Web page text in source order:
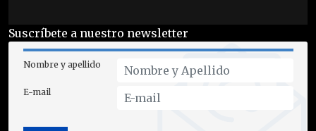
Suscríbete a nuestro newsletter
Nombre y apellido
E-mail